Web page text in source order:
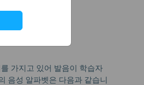
가지고 있어 발음이 학습자
음성 알파벳은 다음과 같습니